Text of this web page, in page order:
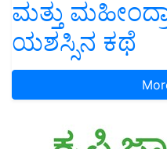
ಮತ್ತು
ಯಶಸ್ಸಿನ ಕಥೆ